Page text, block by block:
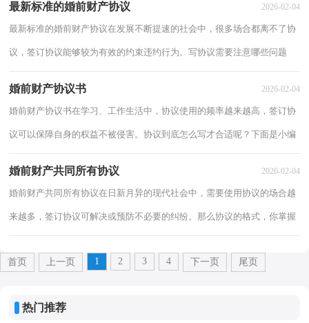
最新标准的婚前财产协议 2026-02-04
最新标准的婚前财产协议在发展不断提速的社会中，很多场合都离不了协
议，签订协议能够较为有效的约束违约行为。写协议需要注意哪些问题
婚前财产协议书 2026-02-04
婚前财产协议书在学习、工作生活中，协议使用的频率越来越高，签订协
议可以保障自身的权益不被侵害。协议到底怎么写才合适呢？下面是小编
婚前财产共同所有协议 2026-02-04
婚前财产共同所有协议在日新月异的现代社会中，需要使用协议的场合越
来越多，签订协议可解决或预防不必要的纠纷。那么协议的格式，你掌握
首页 上一页 1 2 3 4 下一页 尾页
热门推荐